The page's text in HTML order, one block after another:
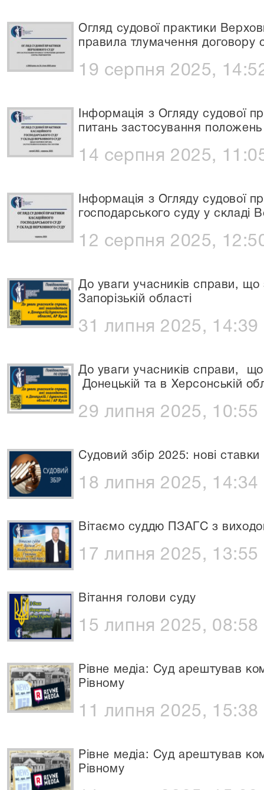
Огляд судової практики
правила тлумачення договору
19 серпня 2025,
Інформація з Огляду судової
питань застосування
14 серпня 2025,
Інформація з Огляду судової
господарського суду у складі
12 серпня 2025,
До уваги учасників справи, що
Запорізькій області
31 липня 2025, 14:39
До уваги учасників справи,
Донецькій та в Херсонській
29 липня 2025, 10:55
Судовий збір 2025: нові
18 липня 2025, 14:34
Вітаємо суддю ПЗАГС з
17 липня 2025, 13:55
Вітання голови суду
15 липня 2025, 08:58
Рівне медіа: Суд арештував
Рівному
11 липня 2025, 15:38
Рівне медіа: Суд арештував
Рівному